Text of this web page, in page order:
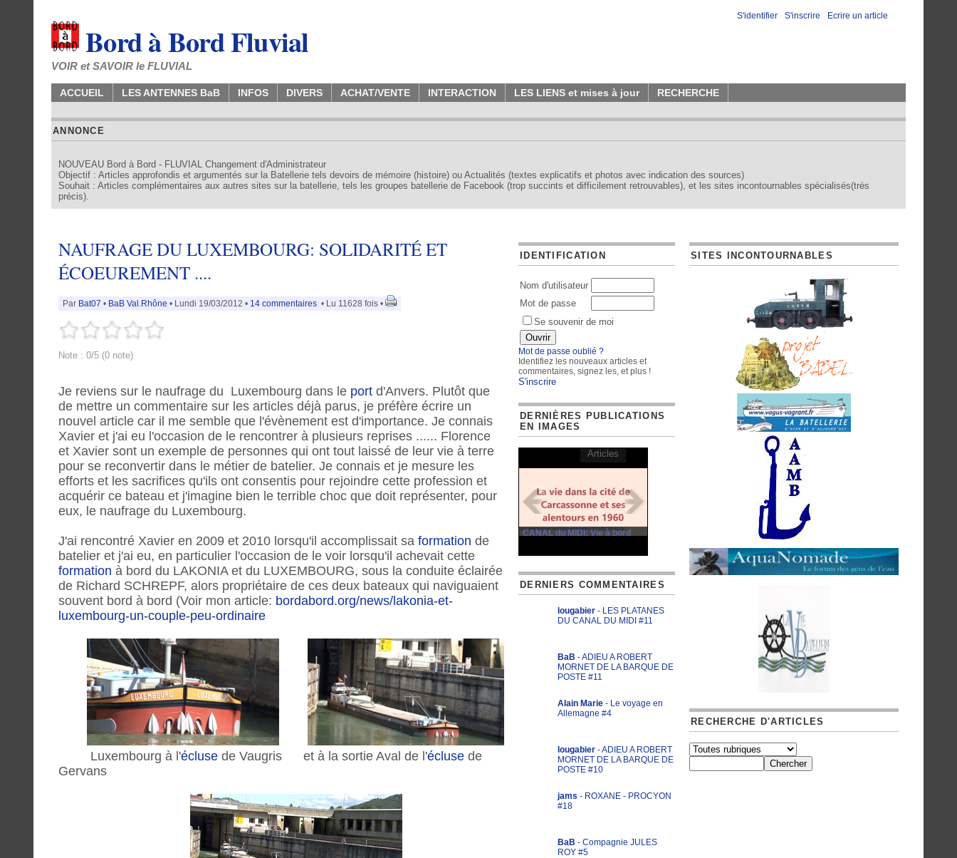
S'identifier - S'inscrire - Ecrire un article
Bord à Bord Fluvial
VOIR et SAVOIR le FLUVIAL
ACCUEIL LES ANTENNES BaB INFOS DIVERS ACHAT/VENTE INTERACTION LES LIENS et mises à jour RECHERCHE
ANNONCE
NOUVEAU Bord à Bord - FLUVIAL Changement d'Administrateur
Objectif : Articles approfondis et argumentés sur la Batellerie tels devoirs de mémoire (histoire) ou Actualités (textes explicatifs et photos avec indication des sources)
Souhait : Articles complémentaires aux autres sites sur la batellerie, tels les groupes batellerie de Facebook (trop succints et difficilement retrouvables), et les sites incontournables spécialisés(très
précis).
NAUFRAGE DU LUXEMBOURG: SOLIDARITÉ ET
ÉCOEUREMENT ....
Par Bat07 • BaB Val.Rhône • Lundi 19/03/2012 • 14 commentaires • Lu 11628 fois •
Note : 0/5 (0 note)
Je reviens sur le naufrage du Luxembourg dans le port d'Anvers. Plutôt que
de mettre un commentaire sur les articles déjà parus, je préfère écrire un
nouvel article car il me semble que l'évènement est d'importance. Je connais
Xavier et j'ai eu l'occasion de le rencontrer à plusieurs reprises ...... Florence
et Xavier sont un exemple de personnes qui ont tout laissé de leur vie à terre
pour se reconvertir dans le métier de batelier. Je connais et je mesure les
efforts et les sacrifices qu'ils ont consentis pour rejoindre cette profession et
acquérir ce bateau et j'imagine bien le terrible choc que doit représenter, pour
eux, le naufrage du Luxembourg.
J'ai rencontré Xavier en 2009 et 2010 lorsqu'il accomplissait sa formation de
batelier et j'ai eu, en particulier l'occasion de le voir lorsqu'il achevait cette
formation à bord du LAKONIA et du LUXEMBOURG, sous la conduite éclairée
de Richard SCHREPF, alors propriétaire de ces deux bateaux qui naviguaient
souvent bord à bord (Voir mon article: bordabord.org/news/lakonia-et-
luxembourg-un-couple-peu-ordinaire
Luxembourg à l'écluse de Vaugris et à la sortie Aval de l'écluse de
Gervans
IDENTIFICATION
Nom d'utilisateur
Mot de passe
Se souvenir de moi
Mot de passe oublié ?
Identifiez les nouveaux articles et
commentaires, signez les, et plus !
S'inscrire
DERNIÈRES PUBLICATIONS
EN IMAGES
CANAL du MIDI: Vie à bord
Articles
DERNIERS COMMENTAIRES
lougabier - LES PLATANES
DU CANAL DU MIDI #11
BaB - ADIEU A ROBERT
MORNET DE LA BARQUE DE
POSTE #11
Alain Marie - Le voyage en
Allemagne #4
lougabier - ADIEU A ROBERT
MORNET DE LA BARQUE DE
POSTE #10
jams - ROXANE - PROCYON
#18
BaB - Compagnie JULES
ROY #5
SITES INCONTOURNABLES
RECHERCHE D'ARTICLES